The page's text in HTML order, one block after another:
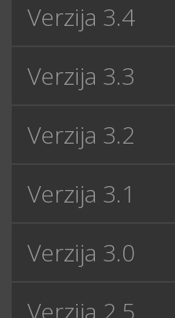
Verzija 3.4
Verzija 3.3
Verzija 3.2
Verzija 3.1
Verzija 3.0
Verzija 2.5